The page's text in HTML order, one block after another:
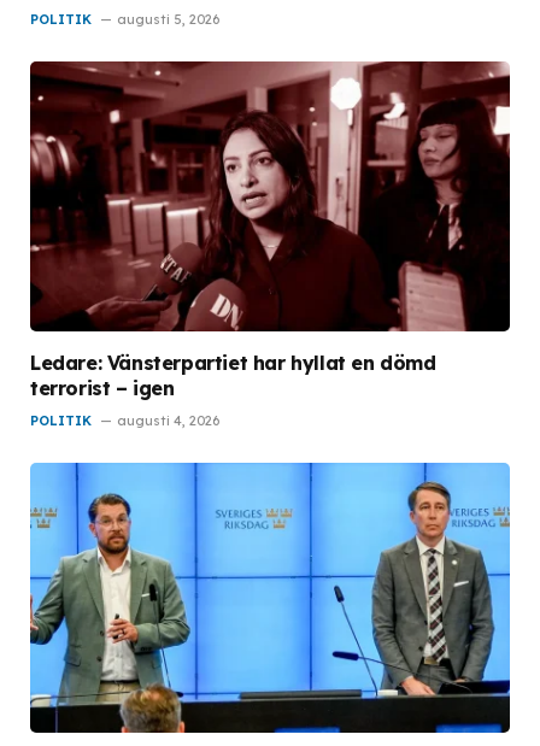
POLITIK augusti 5, 2026
Ledare: Vänsterpartiet har hyllat en dömd
terrorist – igen
POLITIK augusti 4, 2026